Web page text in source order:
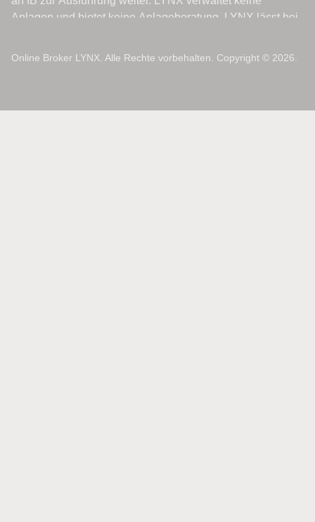
Online Broker LYNX. Alle Rechte vorbehalten. Copyright © 2026.